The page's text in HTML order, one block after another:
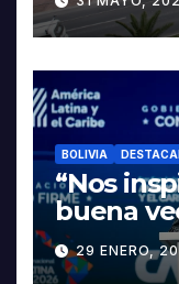
LA
LITIO
BOLIVIA
“Nos
buena
discurso
Rodrigo
29 ENERO,